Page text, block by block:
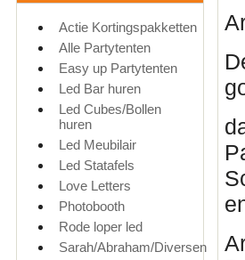
Actie Kortingspakketten
Alle Partytenten
Easy up Partytenten
Led Bar huren
Led Cubes/Bollen
huren
Led Meubilair
Led Statafels
Love Letters
Photobooth
Rode loper led
Sarah/Abraham/Diversen